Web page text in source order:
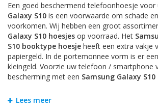
Een goed beschermend telefoonhoesje voor
Galaxy S10 is een voorwaarde om schade
voorkomen. Wij hebben een groot
Galaxy S10 hoesjes op voorraad. Het
S10 booktype hoesje heeft een extra vakje
papiergeld. In de portemonnee vorm is er
kleingeld. Voorzie uw telefoon / smartphone
bescherming met een Samsung Galaxy S10
Lees meer